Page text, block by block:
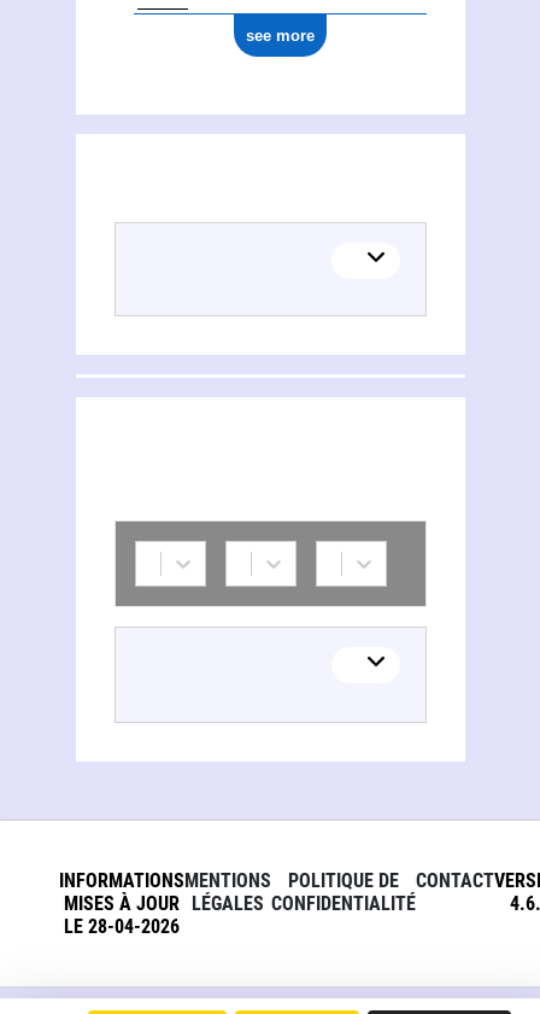
see more
INFORMATIONS
MISES À JOUR
LE 28-04-2026
MENTIONS
LÉGALES
POLITIQUE DE
CONFIDENTIALITÉ
CONTACT